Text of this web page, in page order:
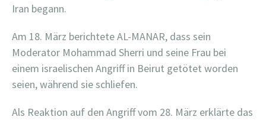
Iran begann.
Am 18. März berichtete AL-MANAR, dass sein
Moderator Mohammad Sherri und seine Frau bei
einem israelischen Angriff in Beirut getötet worden
seien, während sie schliefen.
Als Reaktion auf den Angriff vom 28. März erklärte das